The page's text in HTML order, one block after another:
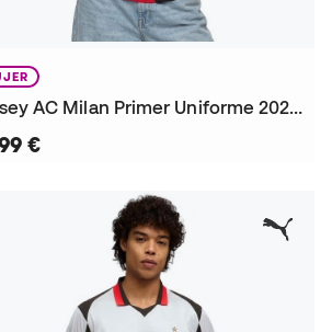
Jersey AC Milan Primer Uniforme 2026-2027 Mujer
€